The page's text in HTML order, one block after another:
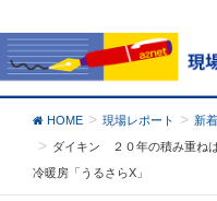
HOME 現場レポート
新
ダイキン ２０年の積み重ね
冷暖房「うるさらX」